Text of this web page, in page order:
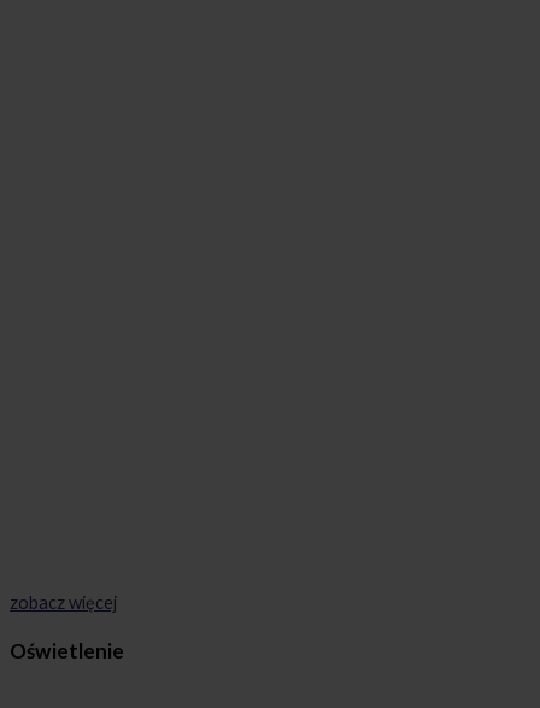
zobacz więcej
Oświetlenie